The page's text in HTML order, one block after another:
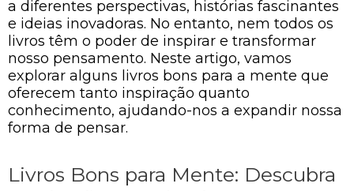
a diferentes perspectivas, histórias fascinantes
e ideias inovadoras. No entanto, nem todos os
livros têm o poder de inspirar e transformar
nosso pensamento. Neste artigo, vamos
explorar alguns livros bons para a mente que
oferecem tanto inspiração quanto
conhecimento, ajudando-nos a expandir nossa
forma de pensar.
Livros Bons para Mente: Descubra